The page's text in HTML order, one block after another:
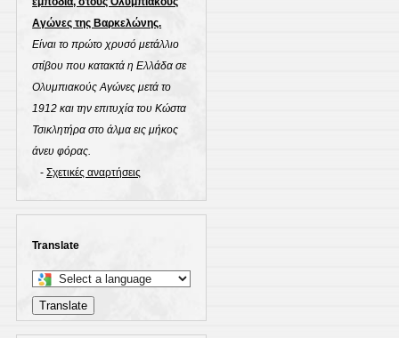
Αγώνες της Βαρκελώνης.
Είναι το πρώτο χρυσό μετάλλιο
στίβου που κατακτά η Ελλάδα σε
Ολυμπιακούς Αγώνες μετά το
1912 και την επιτυχία του Κώστα
Τσικλητήρα στο άλμα εις μήκος
άνευ φόρας.
-Σχετικές αναρτήσεις
Translate
Select
a
language
Translate